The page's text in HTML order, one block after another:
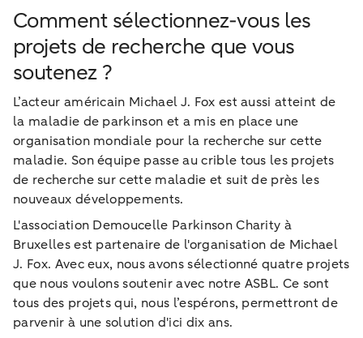
Comment sélectionnez-vous les
projets de recherche que vous
soutenez ?
L’acteur américain Michael J. Fox est aussi atteint de
la maladie de parkinson et a mis en place une
organisation mondiale pour la recherche sur cette
maladie. Son équipe passe au crible tous les projets
de recherche sur cette maladie et suit de près les
nouveaux développements.
L'association Demoucelle Parkinson Charity à
Bruxelles est partenaire de l'organisation de Michael
J. Fox. Avec eux, nous avons sélectionné quatre projets
que nous voulons soutenir avec notre ASBL. Ce sont
tous des projets qui, nous l’espérons, permettront de
parvenir à une solution d'ici dix ans.